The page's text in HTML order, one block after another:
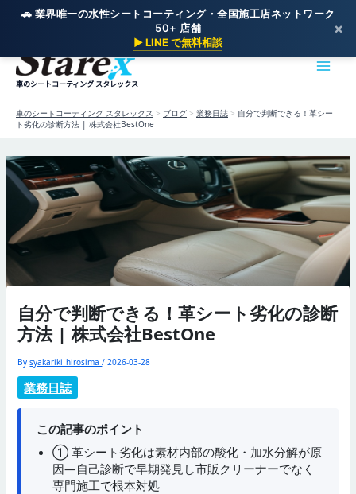
🚗 業界唯一の水性シートコーティング・全国施工店ネットワーク
50+ 店舗
▶ LINE で無料相談
×
容
車のシートコーティング スタレックス
車のシートコーティング スタレックス > ブログ > 業務日誌 > 自分で判断できる！革シー
ト劣化の診断方法 | 株式会社BestOne
自分で判断できる！革シート劣化の診断
方法 | 株式会社BestOne
Bysyakariki_hirosima/2026-03-28
業務日誌
この記事のポイント
① 革シート劣化は素材内部の酸化・加水分解が原
因—自己診断で早期発見し市販クリーナーでなく
専門施工で根本対処